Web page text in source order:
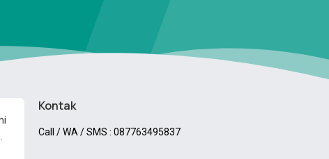
Kontak
Call / WA / SMS : 087763495837